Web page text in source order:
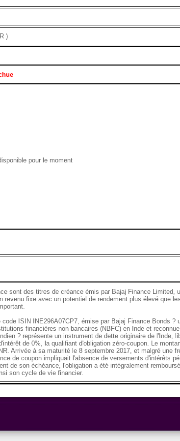
)
pour le moment
sont des titres de créance émis par Bajaj Finance Limited,
revenu fixe avec un potentiel de rendement plus élevé que
code ISIN INE296A07CP7, émise par Bajaj Finance Bonds ?
financières non bancaires (NBFC) en Inde et
? représente un instrument de dette originaire de l'Inde,
de 0%, la qualifiant d'obligation zéro-coupon. Le
Arrivée à sa maturité le 8 septembre 2017, et malgré une
de coupon impliquait l'absence de versements d'intérêts
de son échéance, l'obligation a été intégralement
son cycle de vie financier.